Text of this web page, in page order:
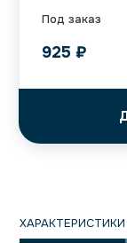
Под заказ
925 ₽
ХАРАКТЕРИСТИКИ